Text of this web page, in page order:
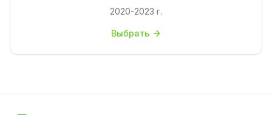
2020-2023 г.
Выбрать